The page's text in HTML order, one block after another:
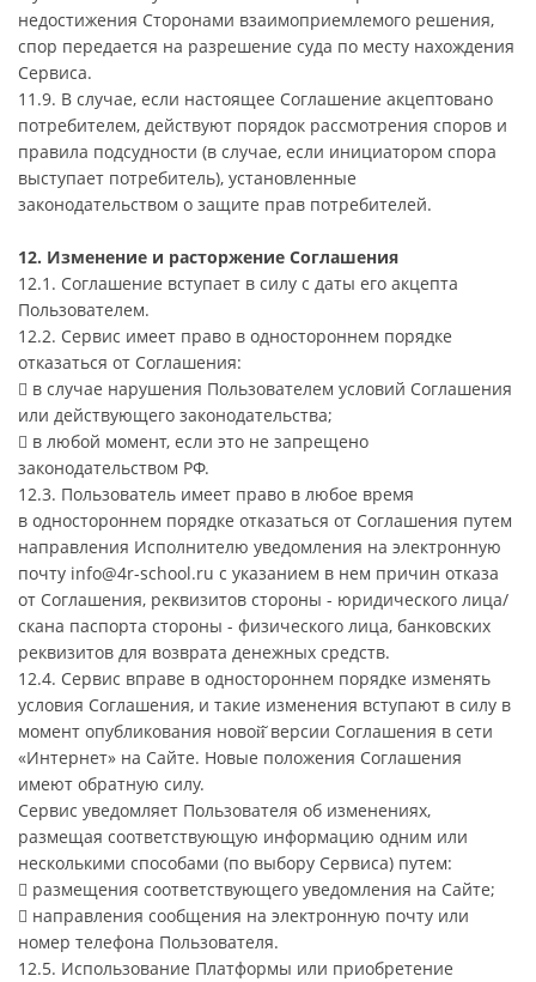
недостижения Сторонами взаимоприемлемого решения,
спор передается на разрешение суда по месту нахождения
Сервиса.
11.9. В случае, если настоящее Соглашение акцептовано
потребителем, действуют порядок рассмотрения споров и
правила подсудности (в случае, если инициатором спора
выступает потребитель), установленные
законодательством о защите прав потребителей.
12. Изменение и расторжение Соглашения
12.1. Соглашение вступает в силу с даты его акцепта
Пользователем.
12.2. Сервис имеет право в одностороннем порядке
отказаться от Соглашения:
 в случае нарушения Пользователем условий Соглашения
или действующего законодательства;
 в любой момент, если это не запрещено
законодательством РФ.
12.3. Пользователь имеет право в любое время
в одностороннем порядке отказаться от Соглашения путем
направления Исполнителю уведомления на электронную
почту info@4r-school.ru с указанием в нем причин отказа
от Соглашения, реквизитов стороны - юридического лица/
скана паспорта стороны - физического лица, банковских
реквизитов для возврата денежных средств.
12.4. Сервис вправе в одностороннем порядке изменять
условия Соглашения, и такие изменения вступают в силу в
момент опубликования новой̆ версии Соглашения в сети
«Интернет» на Сайте. Новые положения Соглашения
имеют обратную силу.
Сервис уведомляет Пользователя об изменениях,
размещая соответствующую информацию одним или
несколькими способами (по выбору Сервиса) путем:
 размещения соответствующего уведомления на Сайте;
 направления сообщения на электронную почту или
номер телефона Пользователя.
12.5. Использование Платформы или приобретение